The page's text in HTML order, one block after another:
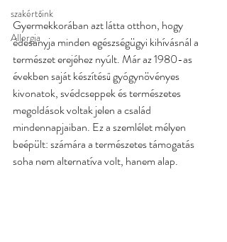
szakértőink
Allergia
Gyermekkorában azt látta otthon, hogy
édesanyja minden egészségügyi kihívásnál a
természet erejéhez nyúlt. Már az 1980-as
években saját készítésű gyógynövényes
kivonatok, svédcseppek és természetes
megoldások voltak jelen a család
mindennapjaiban. Ez a szemlélet mélyen
beépült: számára a természetes támogatás
soha nem alternatíva volt, hanem alap.